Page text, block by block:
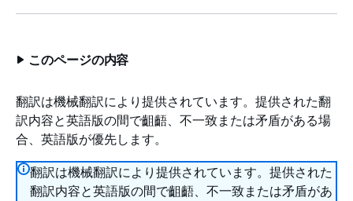
このページの内容
翻訳は機械翻訳により提供されています。提供された翻
訳内容と英語版の間で齟齬、不一致または矛盾がある場
合、英語版が優先します。
翻訳は機械翻訳により提供されています。提供された
翻訳内容と英語版の間で齟齬、不一致または矛盾があ